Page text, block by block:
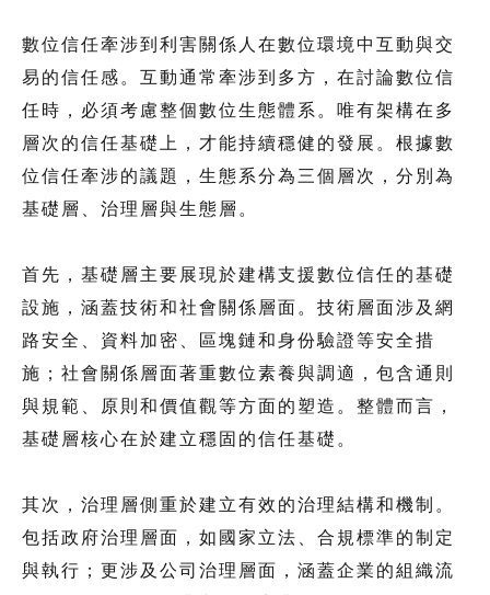
數位信任牽涉到利害關係人在數位環境中互動與交
易的信任感。互動通常牽涉到多方，在討論數位信
任時，必須考慮整個數位生態體系。唯有架構在多
層次的信任基礎上，才能持續穩健的發展。根據數
位信任牽涉的議題，生態系分為三個層次，分別為
基礎層、治理層與生態層。
首先，基礎層主要展現於建構支援數位信任的基礎
設施，涵蓋技術和社會關係層面。技術層面涉及網
路安全、資料加密、區塊鏈和身份驗證等安全措
施；社會關係層面著重數位素養與調適，包含通則
與規範、原則和價值觀等方面的塑造。整體而言，
基礎層核心在於建立穩固的信任基礎。
其次，治理層側重於建立有效的治理結構和機制。
包括政府治理層面，如國家立法、合規標準的制定
與執行；更涉及公司治理層面，涵蓋企業的組織流